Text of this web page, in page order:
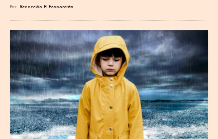
Por Redacción El Economista